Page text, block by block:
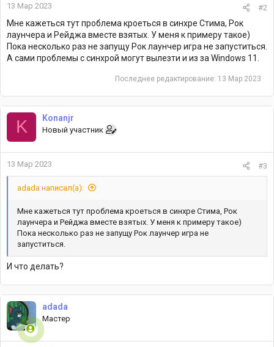
13 Мар 2023 #2
Мне кажеться тут проблема кроеться в синхре Стима, Рок
лаунчера и Рейджа вместе взятых. У меня к примеру такое)
Пока несколько раз не запущу Рок лаунчер игра не запуститься.
А сами проблемы с синхрой могут вылезти и из за Windows 11.
Последнее редактирование: 13 Мар 2023
K Konanjr
Новый участник
13 Мар 2023 #3
adada написал(а):
Мне кажеться тут проблема кроеться в синхре Стима, Рок
лаунчера и Рейджа вместе взятых. У меня к примеру такое)
Пока несколько раз не запущу Рок лаунчер игра не
запуститься.
И что делать?
adada
Мастер